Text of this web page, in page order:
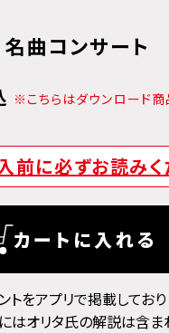
曲コンサート
※こちらはダウンロード
前に必ずお読み
カートに入れる
トをアプリで掲載してお
はオリタ氏の解説は含ま